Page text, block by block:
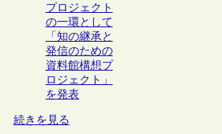
プロジェクト
の一環として
「知の継承と
発信のための
資料館構想プ
ロジェクト」
を発表
続きを見る